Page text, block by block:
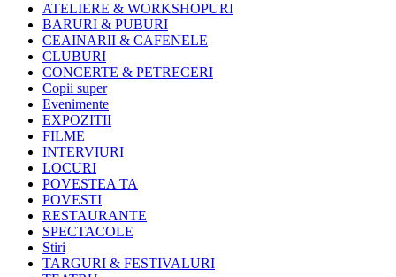
ATELIERE & WORKSHOPURI
BARURI & PUBURI
CEAINARII & CAFENELE
CLUBURI
CONCERTE & PETRECERI
Copii super
Evenimente
EXPOZITII
FILME
INTERVIURI
LOCURI
POVESTEA TA
POVESTI
RESTAURANTE
SPECTACOLE
Stiri
TARGURI & FESTIVALURI